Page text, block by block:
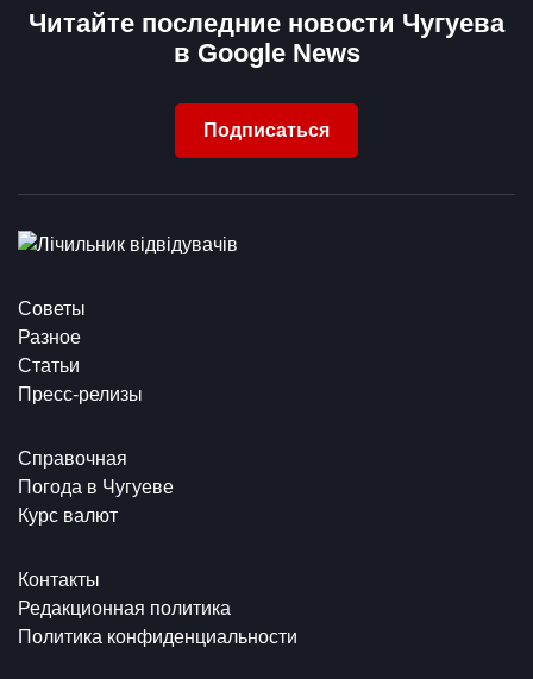
Читайте последние новости Чугуева
в Google News
Подписаться
Советы
Разное
Статьи
Пресс-релизы
Справочная
Погода в Чугуеве
Курс валют
Контакты
Редакционная политика
Политика конфиденциальности